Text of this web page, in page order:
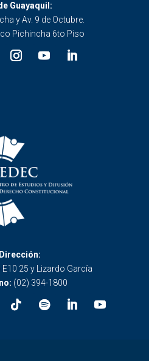
Guayaquil:
y Av. 9 de Octubre.
Pichincha 6to Piso
Dirección:
25 y Lizardo García
(02) 394-1800